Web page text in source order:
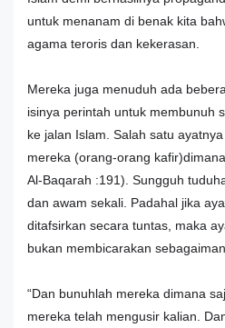
untuk menanam di benak kita
agama teroris dan kekerasan.
Mereka juga menuduh ada
isinya perintah untuk membunuh
ke jalan Islam. Salah satu
mereka (orang-orang
Al-Baqarah :191). Sungguh
dan awam sekali. Padahal jika
ditafsirkan secara tuntas, maka
bukan membicarakan
“Dan bunuhlah mereka dimana
mereka telah mengusir kalian.